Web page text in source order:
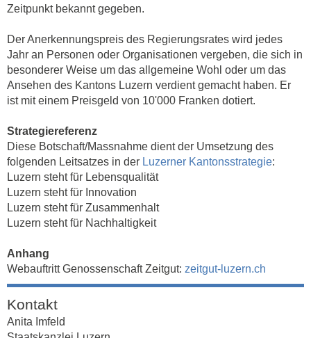
Zeitpunkt bekannt gegeben.
Der Anerkennungspreis des Regierungsrates wird jedes
Jahr an Personen oder Organisationen vergeben, die sich in
besonderer Weise um das allgemeine Wohl oder um das
Ansehen des Kantons Luzern verdient gemacht haben. Er
ist mit einem Preisgeld von 10'000 Franken dotiert.
Strategiereferenz
Diese Botschaft/Massnahme dient der Umsetzung des
folgenden Leitsatzes in der Luzerner Kantonsstrategie:
Luzern steht für Lebensqualität
Luzern steht für Innovation
Luzern steht für Zusammenhalt
Luzern steht für Nachhaltigkeit
Anhang
Webauftritt Genossenschaft Zeitgut: zeitgut-luzern.ch
Kontakt
Anita Imfeld